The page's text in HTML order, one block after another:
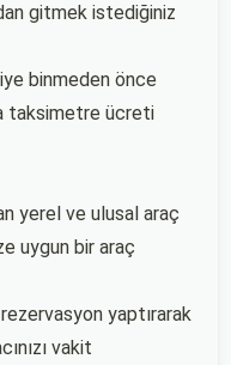
gitmek istediğiniz
binmeden önce
taksimetre ücreti
yerel ve ulusal araç
uygun bir araç
yaptırarak
vakit